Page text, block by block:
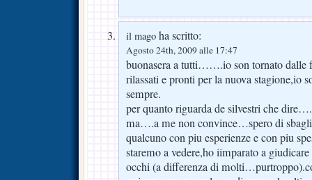
il mago ha scritto:
Agosto 24th, 2009 alle 17:47
buonasera a tutti…….io son tornato
rilassati e pronti per la nuova stagione,io
sempre.
per quanto riguarda de silvestri che
ma….a me non convince…spero di
qualcuno con piu esperienze e con piu
staremo a vedere,ho iimparato a
occhi (a differenza di